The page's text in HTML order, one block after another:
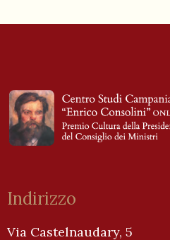
Indirizzo
Via Castelnaudary, 5